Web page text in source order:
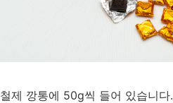
철제 깡통에 50g씩 들어 있습니다.